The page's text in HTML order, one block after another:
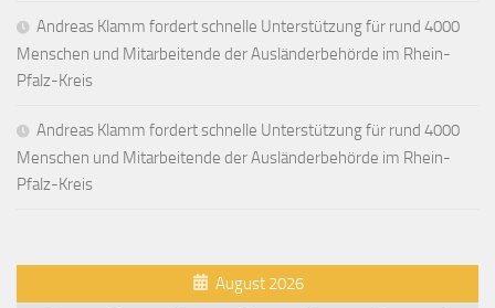
Andreas Klamm fordert schnelle Unterstützung für rund 4000
Menschen und Mitarbeitende der Ausländerbehörde im Rhein-
Pfalz-Kreis
Andreas Klamm fordert schnelle Unterstützung für rund 4000
Menschen und Mitarbeitende der Ausländerbehörde im Rhein-
Pfalz-Kreis
August 2026